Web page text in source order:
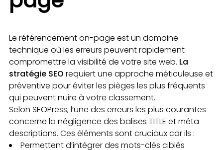
Le référencement on-page est un domaine
technique où les erreurs peuvent rapidement
compromettre la visibilité de votre site web. La
stratégie SEO requiert une approche méticuleuse et
préventive pour éviter les pièges les plus fréquents
qui peuvent nuire à votre classement.
Selon SEOPress, l’une des erreurs les plus courantes
concerne la négligence des balises TITLE et méta
descriptions. Ces éléments sont cruciaux car ils :
Permettent d’intégrer des mots-clés ciblés